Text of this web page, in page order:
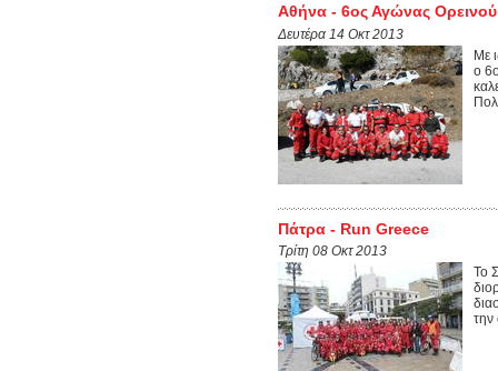
Αθήνα - 6ος Αγώνας
Δευτέρα 14 Οκτ 2013
Με
ο
Πάτρα - Run Greece
Τρίτη 08 Οκτ 2013
Το
την